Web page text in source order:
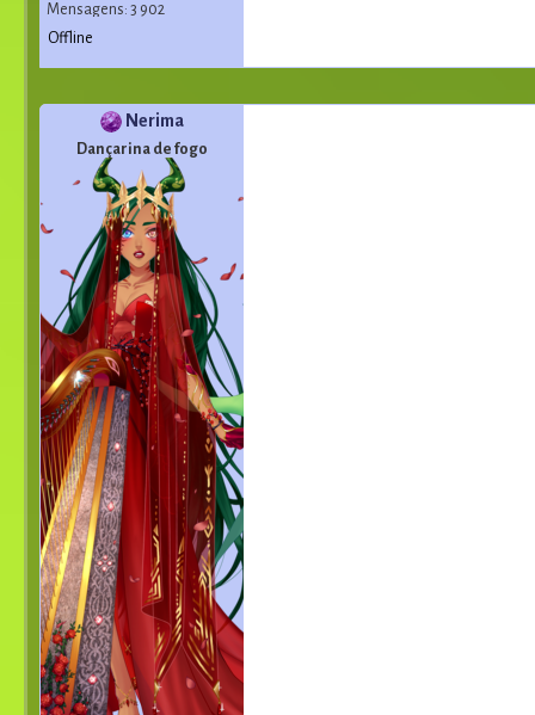
Mensagens: 3 902
Offline
Nerima
Dançarina de fogo